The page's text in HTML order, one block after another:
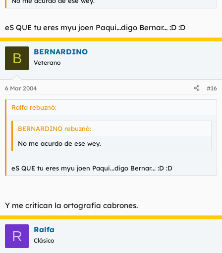
eS QUE tu eres myu joen Paqui...digo Bernar... :D :D
B BERNARDINO
Veterano
6 Mar 2004 #16
Ralfa rebuznó:
BERNARDINO rebuznó:
No me acurdo de ese wey.
eS QUE tu eres myu joen Paqui...digo Bernar... :D :D
Y me critican la ortografía cabrones.
R Ralfa
Clásico